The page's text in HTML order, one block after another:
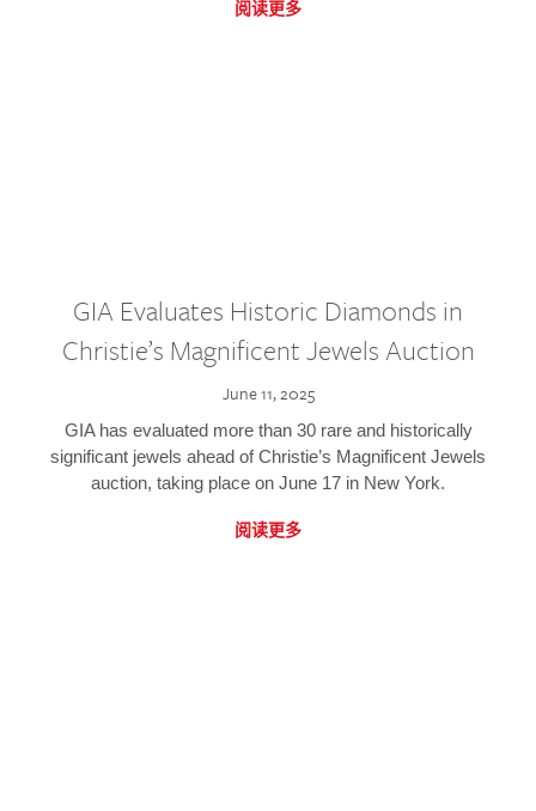
阅读更多
GIA Evaluates Historic Diamonds in
Christie’s Magnificent Jewels Auction
June 11, 2025
GIA has evaluated more than 30 rare and historically
significant jewels ahead of Christie’s Magnificent Jewels
auction, taking place on June 17 in New York.
阅读更多